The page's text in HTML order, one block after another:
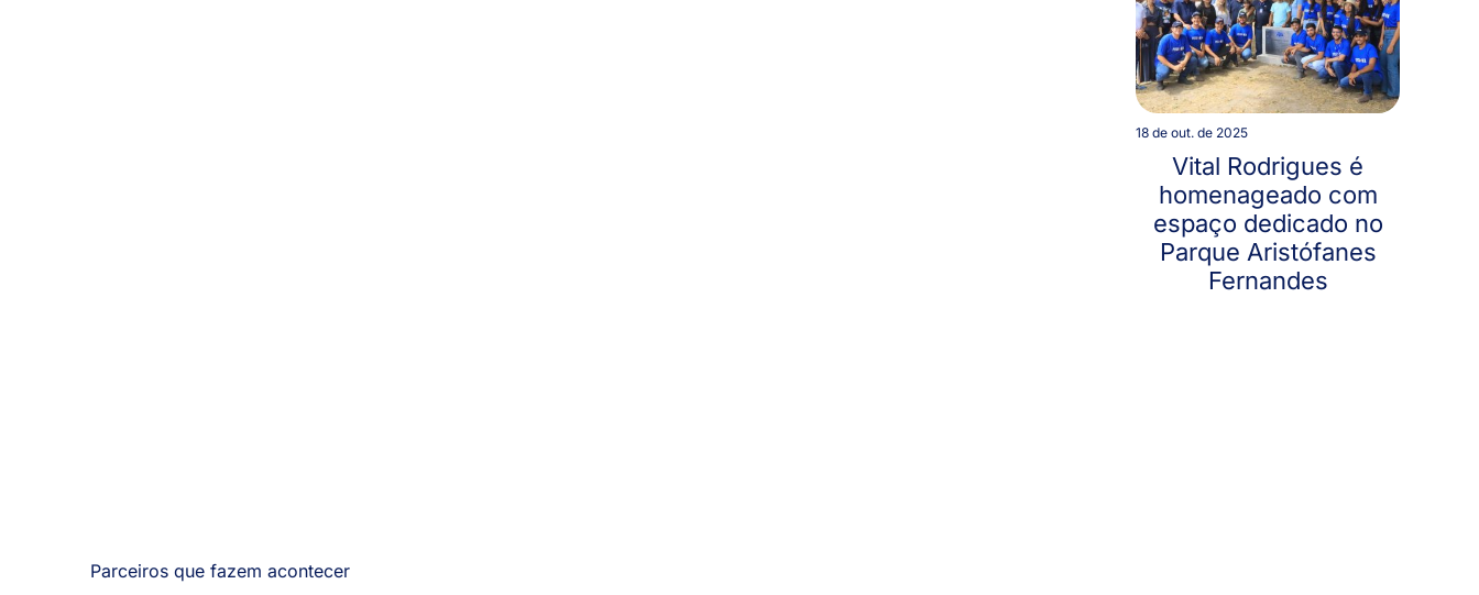
18 de out. de 2025
Vital Rodrigues é
homenageado com
espaço dedicado no
Parque Aristófanes
Fernandes
Parceiros que fazem acontecer